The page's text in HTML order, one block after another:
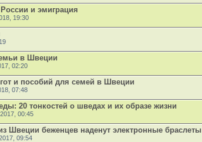
и эмиграция
19:30
в Швеции
02:20
и пособий для семей в Швеции
07:48
20 тонкостей о шведах и их образе жизни
00:45
Швеции беженцев наденут электронные браслеты
09:54